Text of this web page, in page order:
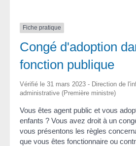
Fiche pratique
Congé d'adoption
fonction publique
Vérifié le 31 mars 2023 - Direction de
administrative (Première ministre)
Vous êtes agent public et vous
enfants ? Vous avez droit à un
vous présentons les règles
que vous êtes fonctionnaire ou